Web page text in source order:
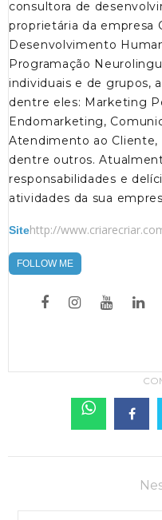
consultora de
proprietária da empresa
Desenvolvimento
Programação
individuais e de grupos,
dentre eles: Marketing
Endomarketing,
Atendimento ao Cliente,
dentre outros.
responsabilidades e
atividades da sua
Sitehttp://
FOLLOW ME